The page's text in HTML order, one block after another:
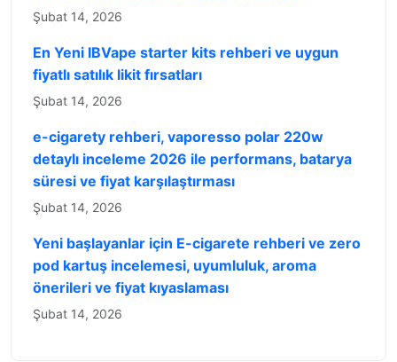
Şubat 14, 2026
En Yeni IBVape starter kits rehberi ve uygun
fiyatlı satılık likit fırsatları
Şubat 14, 2026
e-cigarety rehberi, vaporesso polar 220w
detaylı inceleme 2026 ile performans, batarya
süresi ve fiyat karşılaştırması
Şubat 14, 2026
Yeni başlayanlar için E-cigarete rehberi ve zero
pod kartuş incelemesi, uyumluluk, aroma
önerileri ve fiyat kıyaslaması
Şubat 14, 2026